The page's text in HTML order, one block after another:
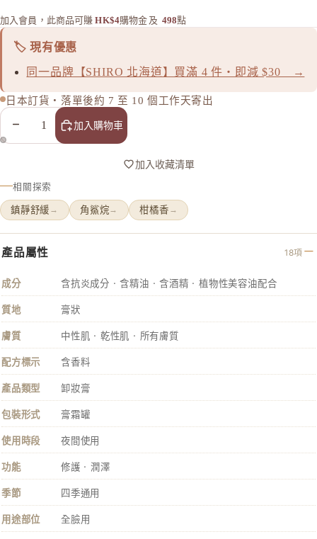
加入會員，此商品可賺 HK$4購物金 及 498點
🏷️ 現有優惠
同一品牌【SHIRO 北海道】買滿 4 件・即減 $30 →
日本訂貨・落單後約 7 至 10 個工作天寄出
減少數量 增加數量
加入購物車
加入收藏清單
相關探索
鎮靜舒緩 → 角鯊烷→ 柑橘香 →
產品屬性 18項
成分 含抗炎成分 · 含精油 · 含酒精 · 植物性美容油配合
質地 膏狀
膚質 中性肌 · 乾性肌 · 所有膚質
配方標示 含香料
產品類型 卸妝膏
包裝形式 膏霜罐
使用時段 夜間使用
功能 修護 · 潤澤
季節 四季通用
用途部位 全臉用